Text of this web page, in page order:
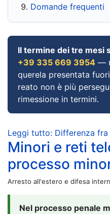
Domande frequenti
Il termine dei tre mesi
+39 335 669 3954 —
querela presentata
reato non è più
rimessione in termini.
Leggi tutto: Differenza fra
Minori e reti
processo
Arresto all'estero e difesa
Nel processo penale